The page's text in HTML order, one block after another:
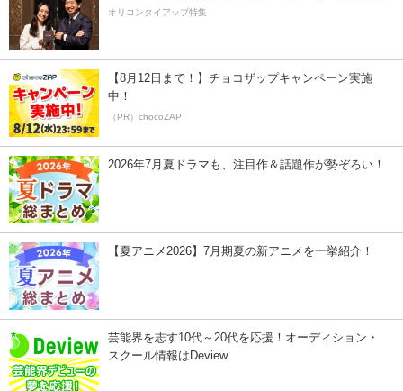
オリコンタイアップ特集
【8月12日まで！】チョコザップキャンペーン実施
中！
（PR）chocoZAP
2026年7月夏ドラマも、注目作＆話題作が勢ぞろい！
【夏アニメ2026】7月期夏の新アニメを一挙紹介！
芸能界を志す10代～20代を応援！オーディション・
スクール情報はDeview